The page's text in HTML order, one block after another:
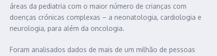
áreas da pediatria com o maior número de crianças com
doenças crónicas complexas – a neonatologia, cardiologia e
neurologia, para além da oncologia.
Foram analisados dados de mais de um milhão de pessoas